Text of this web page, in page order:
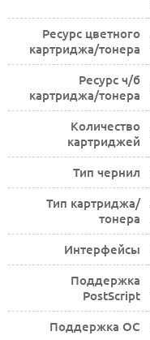
Ресурс цветного
картриджа/тонера
Ресурс ч/б
картриджа/тонера
Количество
картриджей
Тип чернил
Тип картриджа/
тонера
Интерфейсы
Поддержка
PostScript
Поддержка ОС